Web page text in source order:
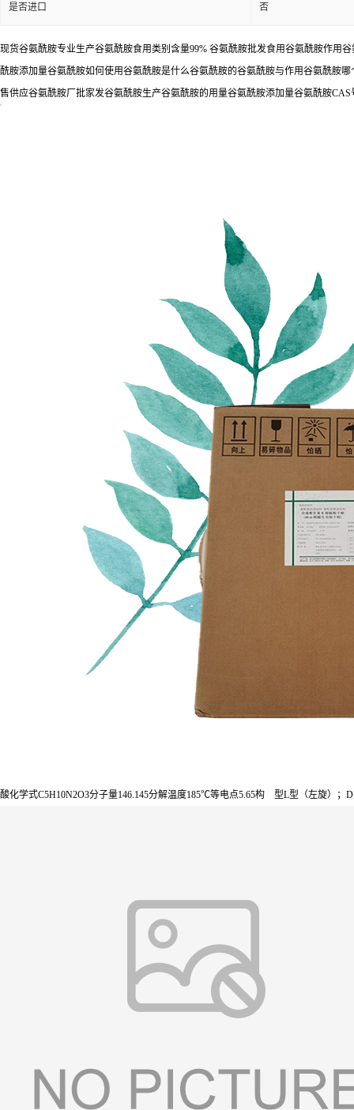
是否进口 否
现货谷氨酰胺专业生产谷氨酰胺食用类别含量99% 谷氨酰胺批发食用谷氨酰胺作用
酰胺添加量谷氨酰胺如何使用谷氨酰胺是什么谷氨酰胺的谷氨酰胺与作用谷氨酰胺
售供应谷氨酰胺厂批家发谷氨酰胺生产谷氨酰胺的用量谷氨酰胺添加量谷氨酰胺
酸化学式C5H10N2O3分子量146.145分解温度185℃等电点5.65构 型L型（左旋）；